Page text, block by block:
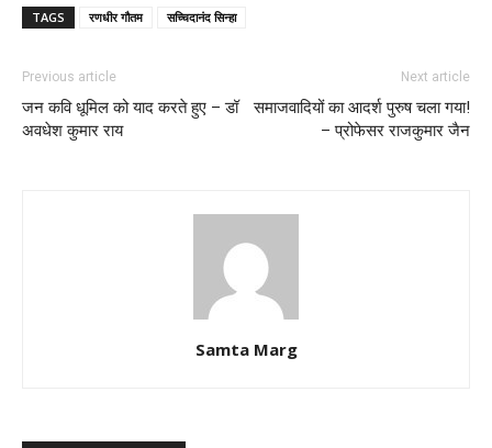
TAGS रणधीर गौतम सच्चिदानंद सिन्हा
Previous article
जन कवि धूमिल को याद करते हुए – डॉ
अवधेश कुमार राय
Next article
समाजवादियों का आदर्श ‌पुरुष चला गया!
– प्रोफेसर राजकुमार जैन
Samta Marg